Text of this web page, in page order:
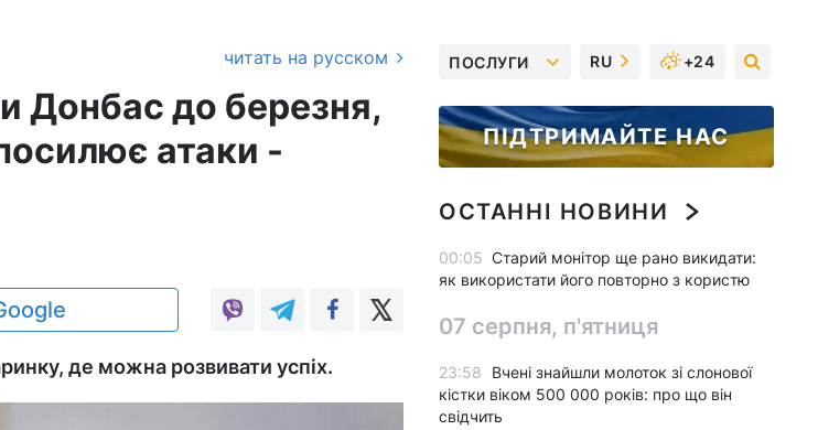
читать на русском
Донбас до березня,
атаки -
де можна розвивати успіх.
ПОСЛУГИ RU +24
ПІДТРИМАЙТЕ НАС
ОСТАННІ НОВИНИ
00:05 Старий монітор ще рано викидати:
як використати його повторно з користю
07 серпня, п'ятниця
23:58
Вчені знайшли молоток зі слонової
кістки віком 500 000 років: про що він
свідчить